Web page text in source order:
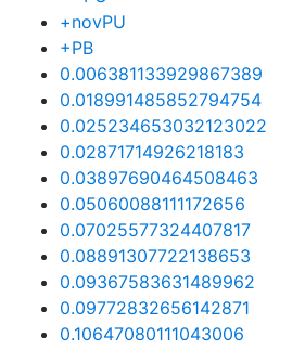
+novPU
+PB
0.006381133929867389
0.018991485852794754
0.025234653032123022
0.02871714926218183
0.03897690464508463
0.05060088111172656
0.07025577324407817
0.08891307722138653
0.09367583631489962
0.09772832656142871
0.10647080111043006